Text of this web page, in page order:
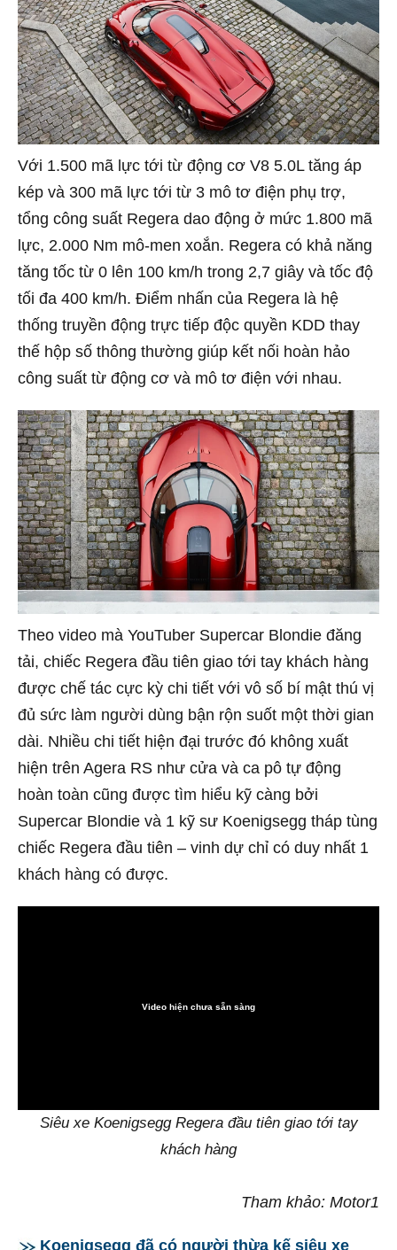
Với 1.500 mã lực tới từ động cơ V8 5.0L tăng áp
kép và 300 mã lực tới từ 3 mô tơ điện phụ trợ,
tổng công suất Regera dao động ở mức 1.800 mã
lực, 2.000 Nm mô-men xoắn. Regera có khả năng
tăng tốc từ 0 lên 100 km/h trong 2,7 giây và tốc độ
tối đa 400 km/h. Điểm nhấn của Regera là hệ
thống truyền động trực tiếp độc quyền KDD thay
thế hộp số thông thường giúp kết nối hoàn hảo
công suất từ động cơ và mô tơ điện với nhau.
Theo video mà YouTuber Supercar Blondie đăng
tải, chiếc Regera đầu tiên giao tới tay khách hàng
được chế tác cực kỳ chi tiết với vô số bí mật thú vị
đủ sức làm người dùng bận rộn suốt một thời gian
dài. Nhiều chi tiết hiện đại trước đó không xuất
hiện trên Agera RS như cửa và ca pô tự động
hoàn toàn cũng được tìm hiểu kỹ càng bởi
Supercar Blondie và 1 kỹ sư Koenigsegg tháp tùng
chiếc Regera đầu tiên – vinh dự chỉ có duy nhất 1
khách hàng có được.
Video hiện chưa sẵn sàng
Siêu xe Koenigsegg Regera đầu tiên giao tới tay
khách hàng
Tham khảo: Motor1
Koenigsegg đã có người thừa kế siêu xe